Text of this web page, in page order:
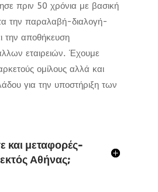
πριν 50 χρόνια με βασική
την παραλαβή-διαλογή-
την αποθήκευση
εταιρειών. Έχουμε
ομίλους αλλά και
για την υποστήριξη των
και μεταφορές-
εκτός Αθήνας;